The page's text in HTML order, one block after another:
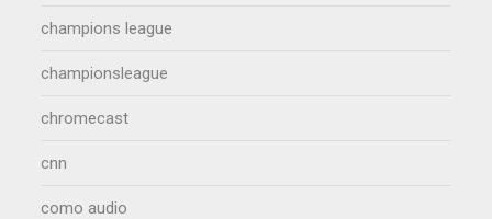
champions league
championsleague
chromecast
cnn
como audio